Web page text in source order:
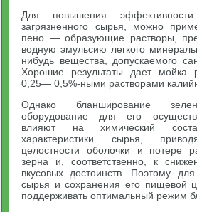
Для повышения
загрязненного сырья, можно
пено — образующие растворы,
водную эмульсию легкого
нибудь вещества, допускаемого
Хорошие результаты дает мойка
0,25— 0,5%-ными растворами
Однако бланширование
оборудование для его
влияют на химический
характеристики сырья,
целостности оболочки и потере
зерна и, соответственно, к
вкусовых достоинств. Поэтому
сырья и сохранения его пищевой
поддерживать оптимальный режим